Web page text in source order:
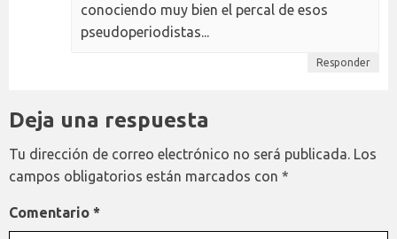
conociendo muy bien el percal de esos
pseudoperiodistas...
Responder
Deja una respuesta
Tu dirección de correo electrónico no será publicada. Los
campos obligatorios están marcados con *
Comentario *